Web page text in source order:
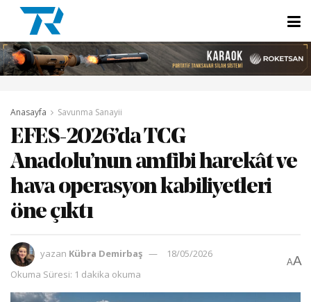
Anasayfa Savunma Sanayii
EFES-2026’da TCG
Anadolu’nun amfibi harekât ve
hava operasyon kabiliyetleri
öne çıktı
yazan Kübra Demirbaş
18/05/2026
Okuma Süresi: 1 dakika okuma
AA